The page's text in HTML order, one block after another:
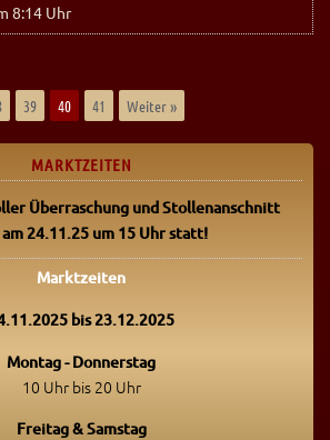
8:14 Uhr
39 40 41 Weiter »
MARKTZEITEN
Überraschung und Stollenanschnitt
24.11.25 um 15 Uhr statt!
Marktzeiten
bis 23.12.2025
Montag - Donnerstag
10 Uhr bis 20 Uhr
Freitag & Samstag